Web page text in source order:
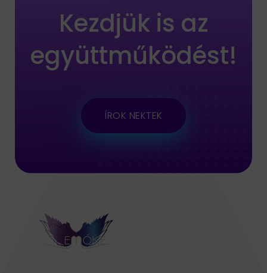
Kezdjük is az
együttműködést!
ÍROK NEKTEK